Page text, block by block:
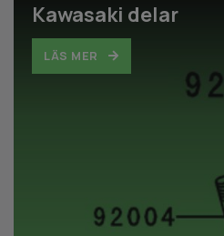
Kawasaki delar
LÄS MER